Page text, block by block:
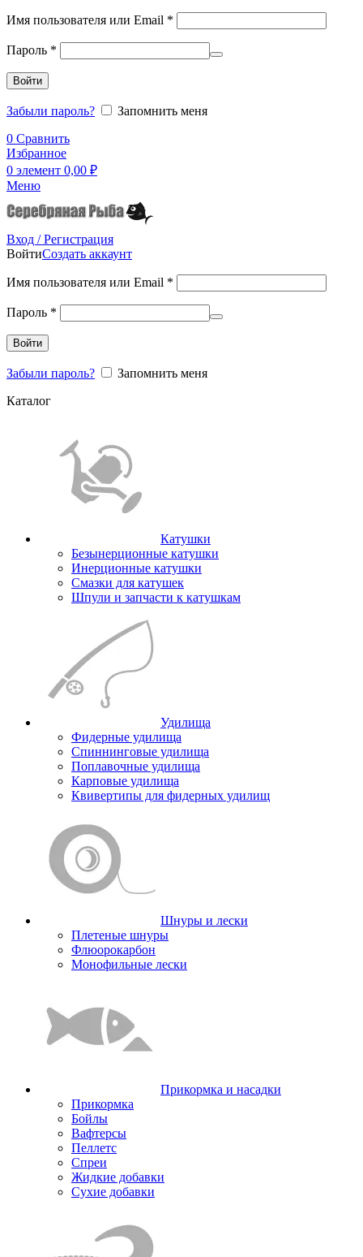
Имя пользователя или Email *
Пароль *
Войти
Забыли пароль?
Запомнить меня
0 Сравнить
Избранное
0 элемент 0,00 ₽
Меню
Вход / Регистрация
ВойтиСоздать аккаунт
Имя пользователя или Email *
Пароль *
Войти
Забыли пароль?
Запомнить меня
Каталог
Катушки
Безынерционные катушки
Инерционные катушки
Смазки для катушек
Шпули и запчасти к катушкам
Удилища
Фидерные удилища
Спиннинговые удилища
Поплавочные удилища
Карповые удилища
Квивертипы для фидерных удилищ
Шнуры и лески
Плетеные шнуры
Флюорокарбон
Монофильные лески
Прикормка и насадки
Прикормка
Бойлы
Вафтерсы
Пеллетс
Спреи
Жидкие добавки
Сухие добавки